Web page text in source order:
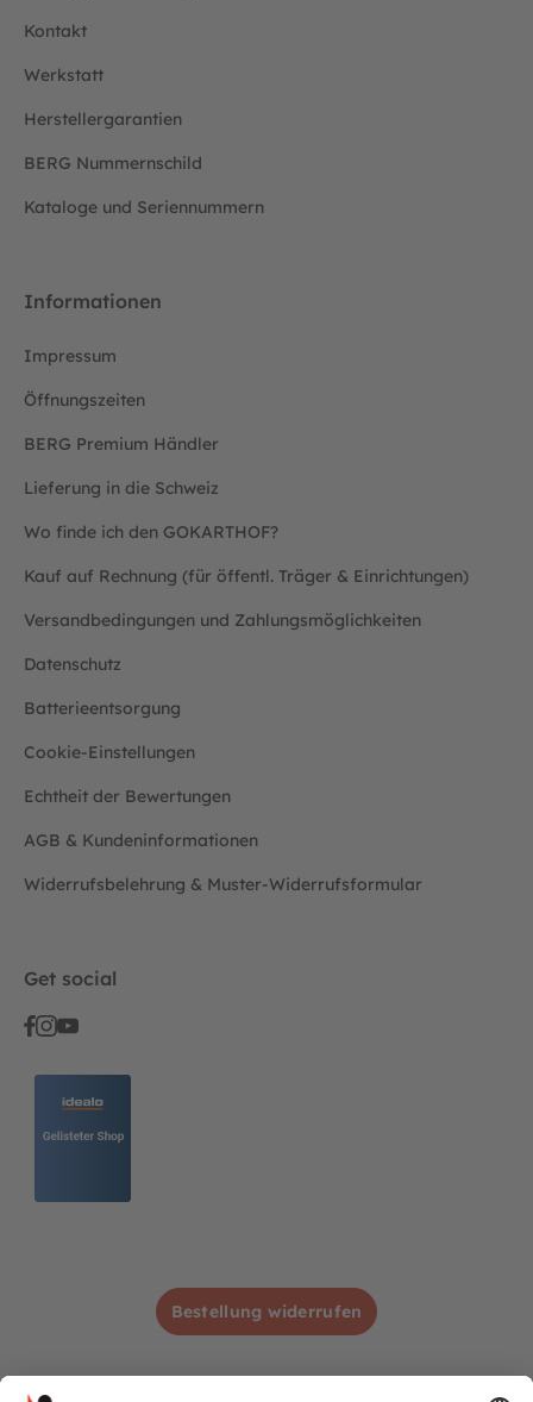
Kontakt
Werkstatt
Herstellergarantien
BERG Nummernschild
Kataloge und Seriennummern
Informationen
Impressum
Öffnungszeiten
BERG Premium Händler
Lieferung in die Schweiz
Wo finde ich den GOKARTHOF?
Kauf auf Rechnung (für öffentl. Träger & Einrichtungen)
Versandbedingungen und Zahlungsmöglichkeiten
Datenschutz
Batterieentsorgung
Cookie-Einstellungen
Echtheit der Bewertungen
AGB & Kundeninformationen
Widerrufsbelehrung & Muster-Widerrufsformular
Get social
Bestellung widerrufen